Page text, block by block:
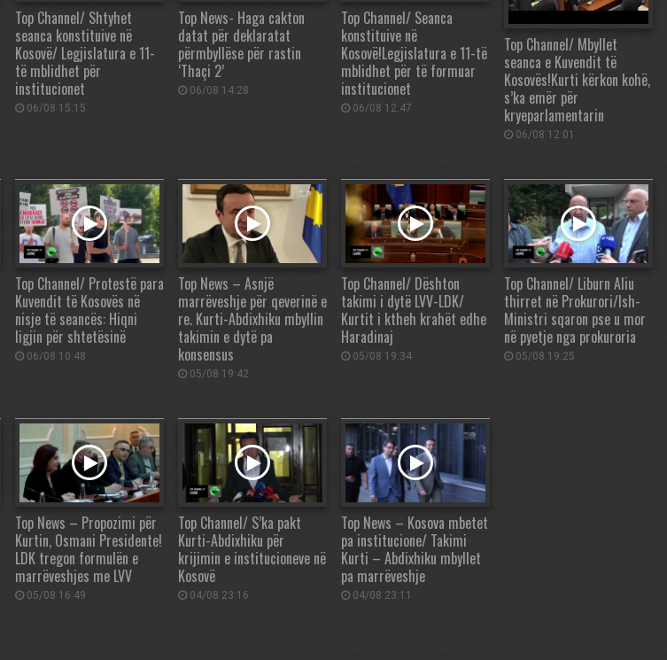
Top Channel/ Shtyhet
seanca konstituive në
Kosovë/ Legjislatura e 11-
të mblidhet për
institucionet
06/08 15:15
Top News- Haga cakton
datat për deklaratat
përmbyllëse për rastin
‘Thaçi 2’
06/08 14:28
Top Channel/ Seanca
konstituive në
Kosovë!Legjislatura e 11-të
mblidhet për të formuar
institucionet
06/08 12:47
Top Channel/ Mbyllet
seanca e Kuvendit të
Kosovës!Kurti kërkon kohë,
s’ka emër për
kryeparlamentarin
06/08 12:01
Top Channel/ Protestë para
Kuvendit të Kosovës në
nisje të seancës: Hiqni
ligjin për shtetësinë
06/08 10:48
Top News – Asnjë
marrëveshje për qeverinë e
re. Kurti-Abdixhiku mbyllin
takimin e dytë pa
konsensus
05/08 19:42
Top Channel/ Dështon
takimi i dytë LVV-LDK/
Kurtit i ktheh krahët edhe
Haradinaj
05/08 19:34
Top Channel/ Liburn Aliu
thirret në Prokurori/Ish-
Ministri sqaron pse u mor
në pyetje nga prokuroria
05/08 19:25
Top News – Propozimi për
Kurtin, Osmani Presidente!
LDK tregon formulën e
marrëveshjes me LVV
05/08 16:49
Top Channel/ S’ka pakt
Kurti-Abdixhiku për
krijimin e institucioneve në
Kosovë
04/08 23:16
Top News – Kosova mbetet
pa institucione/ Takimi
Kurti – Abdixhiku mbyllet
pa marrëveshje
04/08 23:11